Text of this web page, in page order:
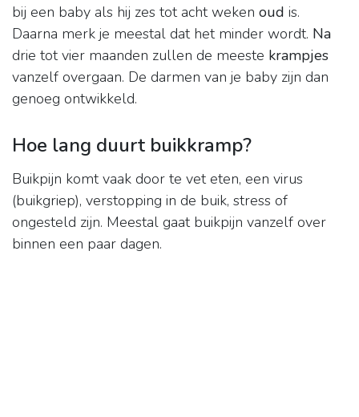
bij een baby als hij zes tot acht weken oud is.
Daarna merk je meestal dat het minder wordt. Na
drie tot vier maanden zullen de meeste krampjes
vanzelf overgaan. De darmen van je baby zijn dan
genoeg ontwikkeld.
Hoe lang duurt buikkramp?
Buikpijn komt vaak door te vet eten, een virus
(buikgriep), verstopping in de buik, stress of
ongesteld zijn. Meestal gaat buikpijn vanzelf over
binnen een paar dagen.